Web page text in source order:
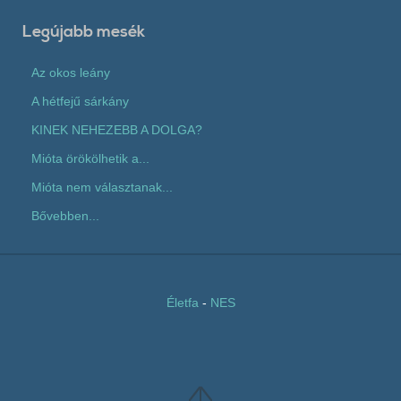
Legújabb mesék
Az okos leány
A hétfejű sárkány
KINEK NEHEZEBB A DOLGA?
Mióta örökölhetik a...
Mióta nem választanak...
Bővebben...
Életfa - NES